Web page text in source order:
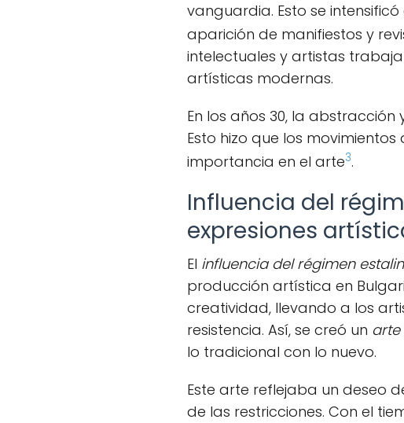
vanguardia. Esto se intensificó
aparición de manifiestos y
intelectuales y artistas
artísticas modernas.
En los años 30, la
Esto hizo que los
importancia en el arte3.
Influencia del
expresiones
El influencia del régimen
producción artística en
creatividad, llevando a los
resistencia. Así, se creó un
lo tradicional con lo nuevo.
Este arte reflejaba un deseo
de las restricciones. Con el